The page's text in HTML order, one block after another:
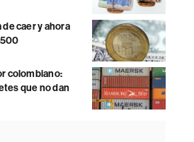
caer y ahora
colombiano:
que no dan